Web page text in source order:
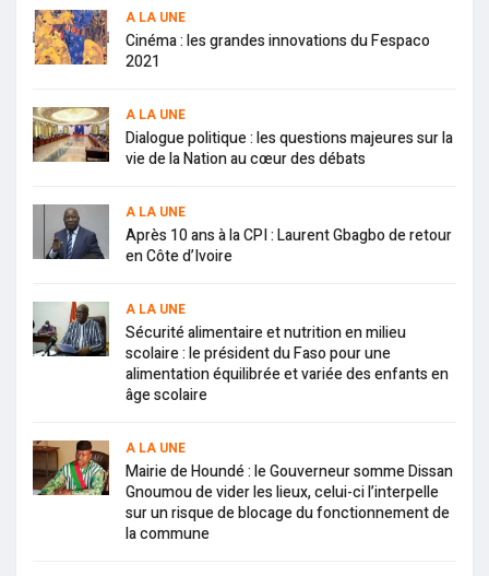
A LA UNE
Cinéma : les grandes innovations du Fespaco
2021
A LA UNE
Dialogue politique : les questions majeures sur la
vie de la Nation au cœur des débats
A LA UNE
Après 10 ans à la CPI : Laurent Gbagbo de retour
en Côte d’Ivoire
A LA UNE
Sécurité alimentaire et nutrition en milieu
scolaire : le président du Faso pour une
alimentation équilibrée et variée des enfants en
âge scolaire
A LA UNE
Mairie de Houndé : le Gouverneur somme Dissan
Gnoumou de vider les lieux, celui-ci l’interpelle
sur un risque de blocage du fonctionnement de
la commune